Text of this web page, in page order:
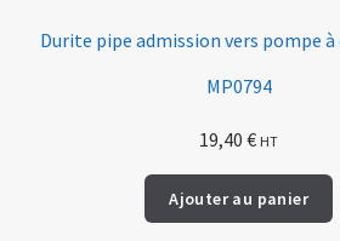
Durite pipe admission vers pompe à
MP0794
19,40€ HT
Ajouter au panier